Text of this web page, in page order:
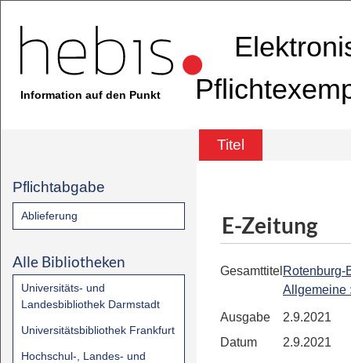
Information auf den Punkt
Titel
Pflichtabgabe
Ablieferung
Alle Bibliotheken
Universitäts- und
Landesbibliothek Darmstadt
Universitätsbibliothek Frankfurt
Hochschul-, Landes- und
E-Zeitung
Gesamttitel Rotenburg-
Allgemeine
Ausgabe
2.9.2021
Datum
2.9.2021